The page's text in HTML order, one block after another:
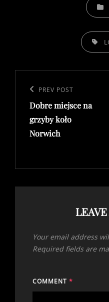
TAGS,
navigation
Previous
Post
PREV POST
Dobre miejsce na
grzyby koło
Norwich
Your email address
Required fields are
COMMENT *